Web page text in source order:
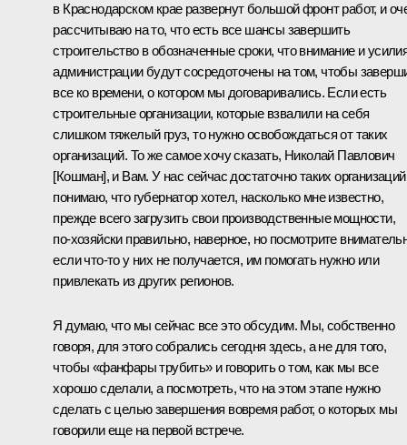
в Краснодарском крае развернут большой фронт работ, и
рассчитываю на то, что есть все шансы завершить
строительство в обозначенные сроки, что внимание и
администрации будут сосредоточены на том, чтобы
все ко времени, о котором мы договаривались. Если есть
строительные организации, которые взвалили на себя
слишком тяжелый груз, то нужно освобождаться от таких
организаций. То же самое хочу сказать, Николай Павлович
[Кошман], и Вам. У нас сейчас достаточно таких
понимаю, что губернатор хотел, насколько мне известно,
прежде всего загрузить свои производственные мощности,
по‑хозяйски правильно, наверное, но посмотрите
если что‑то у них не получается, им помогать нужно или
привлекать из других регионов.
Я думаю, что мы сейчас все это обсудим. Мы, собственно
говоря, для этого собрались сегодня здесь, а не для того,
чтобы «фанфары трубить» и говорить о том, как мы все
хорошо сделали, а посмотреть, что на этом этапе нужно
сделать с целью завершения вовремя работ, о которых мы
говорили еще на первой встрече.